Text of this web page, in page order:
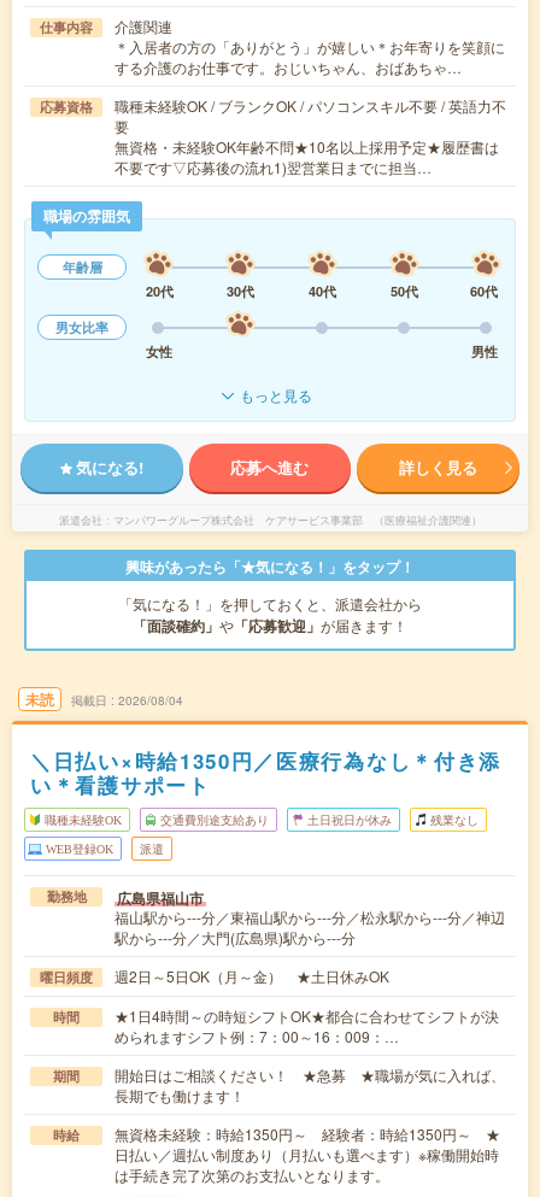
仕事内容
介護関連
＊入居者の方の「ありがとう」が嬉しい＊お年寄りを笑顔に
する介護のお仕事です。おじいちゃん、おばあちゃ…
応募資格
職種未経験OK / ブランクOK / パソコンスキル不要 / 英語力不
要
無資格・未経験OK年齢不問★10名以上採用予定★履歴書は
不要です▽応募後の流れ1)翌営業日までに担当…
職場の雰囲気
年齢層
20代
30代 40代 50代
60代
男女比率
女性
男性
もっと見る
気になる! 応募へ進む 詳しく見る
派遣会社 マンパワーグループ株式会社 ケアサービス事業部 （医療福祉介護関連）
興味があったら「★気になる！」をタップ！
「気になる！」を押しておくと、派遣会社から
「面談確約」 や 「応募歓迎」 が届きます！
未読 掲載日 2026/08/04
＼日払い×時給1350円／医療行為なし＊付き添
い＊看護サポート
職種未経験OK 交通費別途支給あり 土日祝日が休み 残業なし
WEB登録OK 派遣
勤務地 広島県福山市
福山駅から---分／東福山駅から---分／松永駅から---分／神辺
駅から---分／大門(広島県)駅から---分
曜日頻度 週2日～5日OK（月～金） ★土日休みOK
時間
★1日4時間～の時短シフトOK★都合に合わせてシフトが決
められますシフト例：7：00～16：009：…
期間
開始日はご相談ください！ ★急募 ★職場が気に入れば、
長期でも働けます！
時給
無資格未経験：時給1350円～ 経験者：時給1350円～ ★
日払い／週払い制度あり（月払いも選べます）※稼働開始時
は手続き完了次第のお支払いとなります。